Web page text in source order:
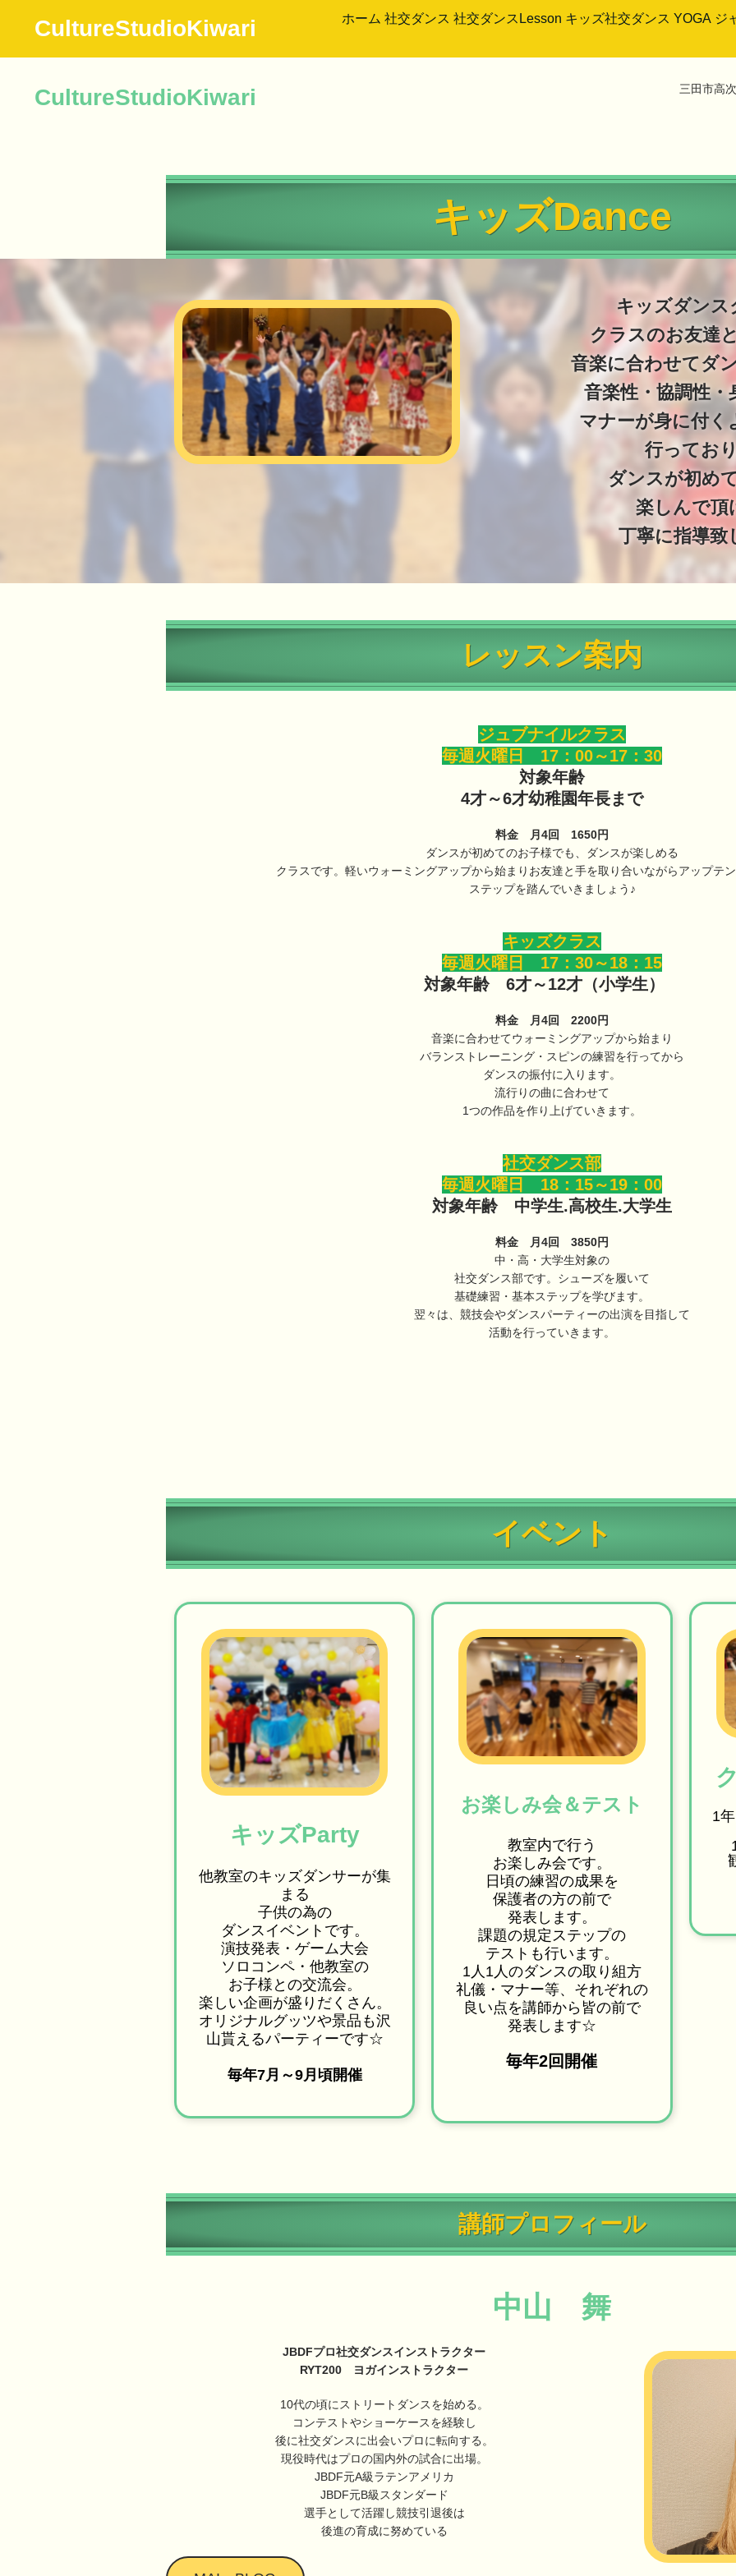
CultureStudioKiwari ホーム 社交ダンス 社交ダンスLesson キッズ社交ダンス YOGA ジ
CultureStudioKiwari
三田市高
キッズDance
キッズダンス
クラスのお友達
音楽に合わせてダ
音楽性・協調性・
マナーが身に付く
行ってお
ダンスが初め
楽しんで頂
丁寧に指導致
レッスン案内
ジュブナイルクラス
毎週火曜日 17：00～17：30
対象年齢
4才～6才幼稚園年長まで
料金 月4回 1650円
ダンスが初めてのお子様でも、ダンスが楽しめる
クラスです。軽いウォーミングアップから始まりお友達と手を取り合いながらアップテ
ステップを踏んでいきましょう♪
キッズクラス
毎週火曜日 17：30～18：15
対象年齢 6才～12才（小学生）
料金 月4回 2200円
音楽に合わせてウォーミングアップから始まり
バランストレーニング・スピンの練習を行ってから
ダンスの振付に入ります。
流行りの曲に合わせて
1つの作品を作り上げていきます。
社交ダンス部
毎週火曜日 18：15～19：00
対象年齢 中学生.高校生.大学生
料金 月4回 3850円
中・高・大学生対象の
社交ダンス部です。シューズを履いて
基礎練習・基本ステップを学びます。
翌々は、競技会やダンスパーティーの出演を目指して
活動を行っていきます。
イベント
キッズParty
他教室のキッズダンサーが集
まる
子供の為の
ダンスイベントです。
演技発表・ゲーム大会
ソロコンペ・他教室の
お子様との交流会。
楽しい企画が盛りだくさん。
オリジナルグッツや景品も沢
山貰えるパーティーです☆
毎年7月～9月頃開催
お楽しみ会＆テスト
教室内で行う
お楽しみ会です。
日頃の練習の成果を
保護者の方の前で
発表します。
課題の規定ステップの
テストも行います。
1人1人のダンスの取り組方
礼儀・マナー等、それぞれの
良い点を講師から皆の前で
発表します☆
毎年2回開催
1
講師プロフィール
中山 舞
JBDFプロ社交ダンスインストラクター
RYT200 ヨガインストラクター
10代の頃にストリートダンスを始める。
コンテストやショーケースを経験し
後に社交ダンスに出会いプロに転向する。
現役時代はプロの国内外の試合に出場。
JBDF元A級ラテンアメリカ
JBDF元B級スタンダード
選手として活躍し競技引退後は
後進の育成に努めている